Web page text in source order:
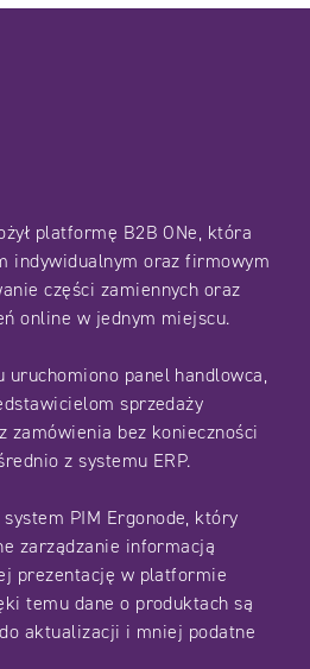
platformę B2B ONe, która
indywidualnym oraz firmowym
części zamiennych oraz
online w jednym miejscu.
uruchomiono panel handlowca,
sprzedaży
zamówienia bez konieczności
z systemu ERP.
PIM Ergonode, który
zarządzanie informacją
prezentację w platformie
temu dane o produktach są
aktualizacji i mniej podatne